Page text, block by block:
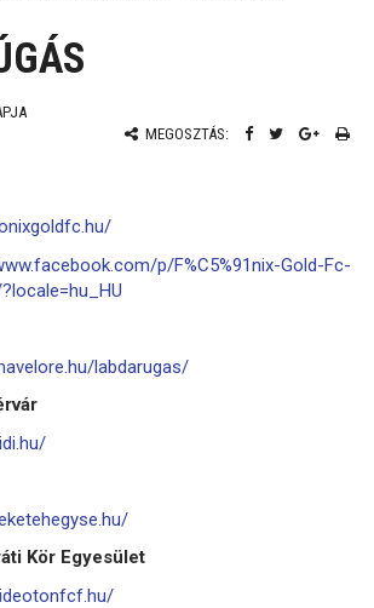
MEGOSZTÁS:
p/F%C5%91nix-Gold-Fc-
labdarugas/
Kör Egyesület